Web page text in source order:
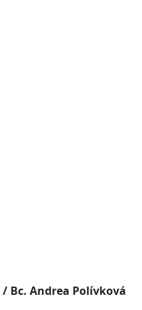
/ Bc. Andrea Polívková